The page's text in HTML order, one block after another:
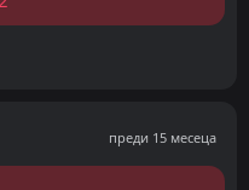
преди 15 месеца